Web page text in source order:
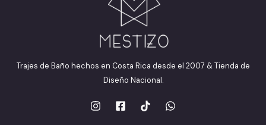
Trajes de Baño hechos en Costa Rica desde el 2007 & Tienda de
Diseño Nacional.